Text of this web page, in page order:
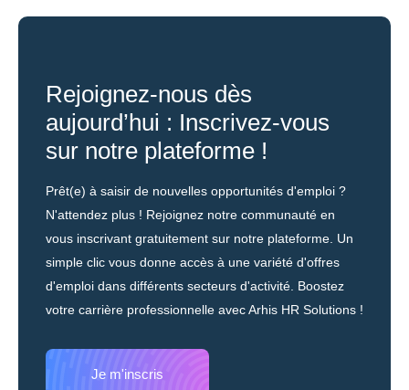
Rejoignez-nous dès
aujourd’hui : Inscrivez-vous
sur notre plateforme !
Prêt(e) à saisir de nouvelles opportunités d'emploi ?
N'attendez plus ! Rejoignez notre communauté en
vous inscrivant gratuitement sur notre plateforme. Un
simple clic vous donne accès à une variété d'offres
d'emploi dans différents secteurs d'activité. Boostez
votre carrière professionnelle avec Arhis HR Solutions !
Je m'inscris